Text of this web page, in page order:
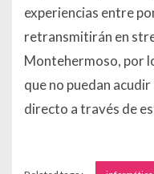
experiencias entre
retransmitirán en
Montehermoso, por
que no puedan
directo a través de